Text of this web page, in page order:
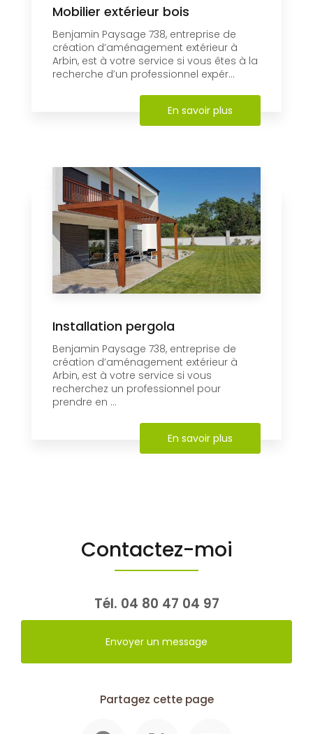
Mobilier extérieur bois
Benjamin Paysage 738, entreprise de
création d’aménagement extérieur à
Arbin, est à votre service si vous êtes à la
recherche d’un professionnel expér...
En savoir plus
Installation pergola
Benjamin Paysage 738, entreprise de
création d’aménagement extérieur à
Arbin, est à votre service si vous
recherchez un professionnel pour
prendre en ...
En savoir plus
Contactez-moi
Tél. 04 80 47 04 97
Envoyer un message
Partagez cette page